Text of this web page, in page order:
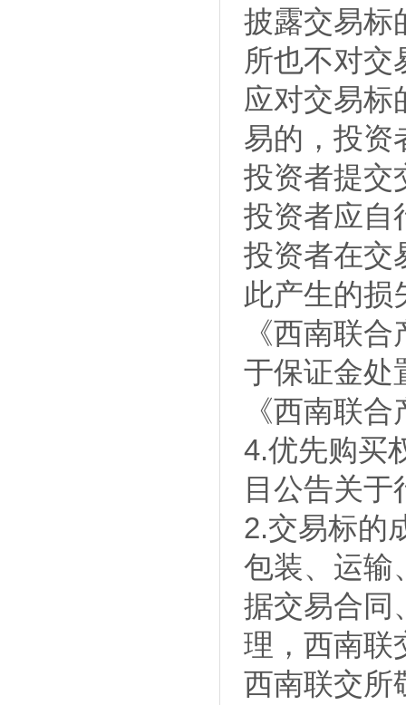
披露交易标
所也不对交
应对交易标
易的，投资
投资者提交
投资者应自
投资者在交
此产生的损
《西南联
于保证金处
《西南联
4.优先购买
目公告关
2.交易标的
包装、运输
据交易合同
理，西南联
西南联交所